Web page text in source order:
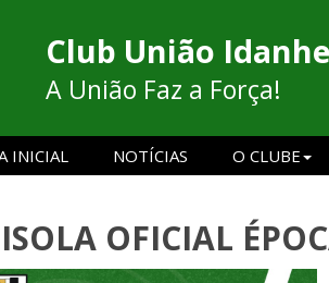
Club União
A União Faz a Força!
INICIAL NOTÍCIAS O CLUBE
OFICIAL